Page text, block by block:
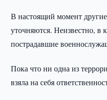
В настоящий момент
уточняются. Неизвестно, в
пострадавшие
Пока что ни одна из
взяла на себя